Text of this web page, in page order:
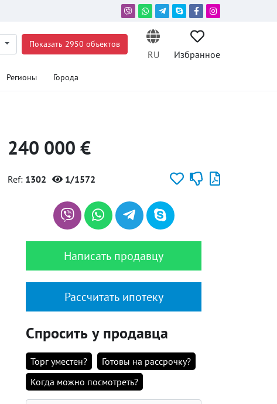
Показать 2950 объектов
RU Избранное
Регионы Города
240 000 €
Ref: 1302 1/1572
Написать продавцу
Рассчитать ипотеку
Спросить у продавца
Торг уместен?
Готовы на рассрочку?
Когда можно посмотреть?